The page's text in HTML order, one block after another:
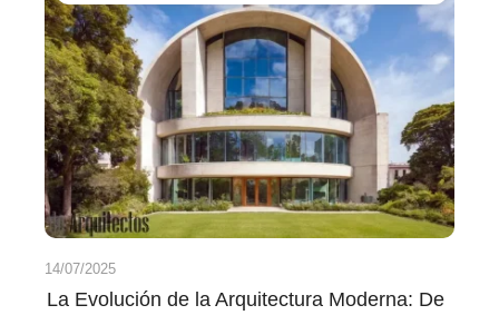
14/07/2025
La Evolución de la Arquitectura Moderna: De